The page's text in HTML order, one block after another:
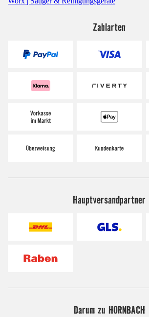
Zahlarten
Hauptversandpartner
Darum zu HORNBACH